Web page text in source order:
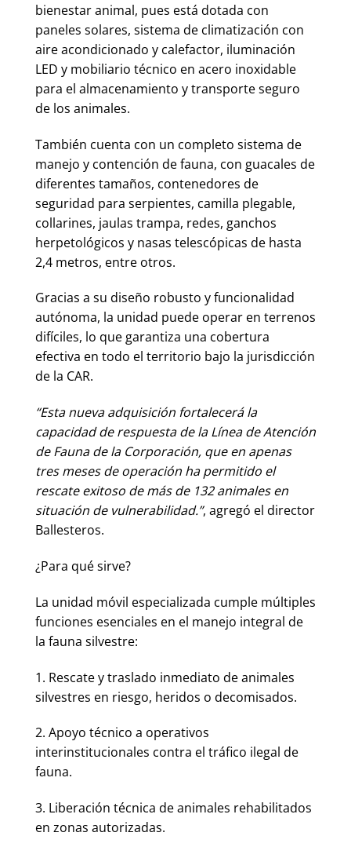
bienestar animal, pues está dotada con
paneles solares, sistema de climatización con
aire acondicionado y calefactor, iluminación
LED y mobiliario técnico en acero inoxidable
para el almacenamiento y transporte seguro
de los animales.
También cuenta con un completo sistema de
manejo y contención de fauna, con guacales de
diferentes tamaños, contenedores de
seguridad para serpientes, camilla plegable,
collarines, jaulas trampa, redes, ganchos
herpetológicos y nasas telescópicas de hasta
2,4 metros, entre otros.
Gracias a su diseño robusto y funcionalidad
autónoma, la unidad puede operar en terrenos
difíciles, lo que garantiza una cobertura
efectiva en todo el territorio bajo la jurisdicción
de la CAR.
“Esta nueva adquisición fortalecerá la
capacidad de respuesta de la Línea de Atención
de Fauna de la Corporación, que en apenas
tres meses de operación ha permitido el
rescate exitoso de más de 132 animales en
situación de vulnerabilidad.”, agregó el director
Ballesteros.
¿Para qué sirve?
La unidad móvil especializada cumple múltiples
funciones esenciales en el manejo integral de
la fauna silvestre:
1. Rescate y traslado inmediato de animales
silvestres en riesgo, heridos o decomisados.
2. Apoyo técnico a operativos
interinstitucionales contra el tráfico ilegal de
fauna.
3. Liberación técnica de animales rehabilitados
en zonas autorizadas.